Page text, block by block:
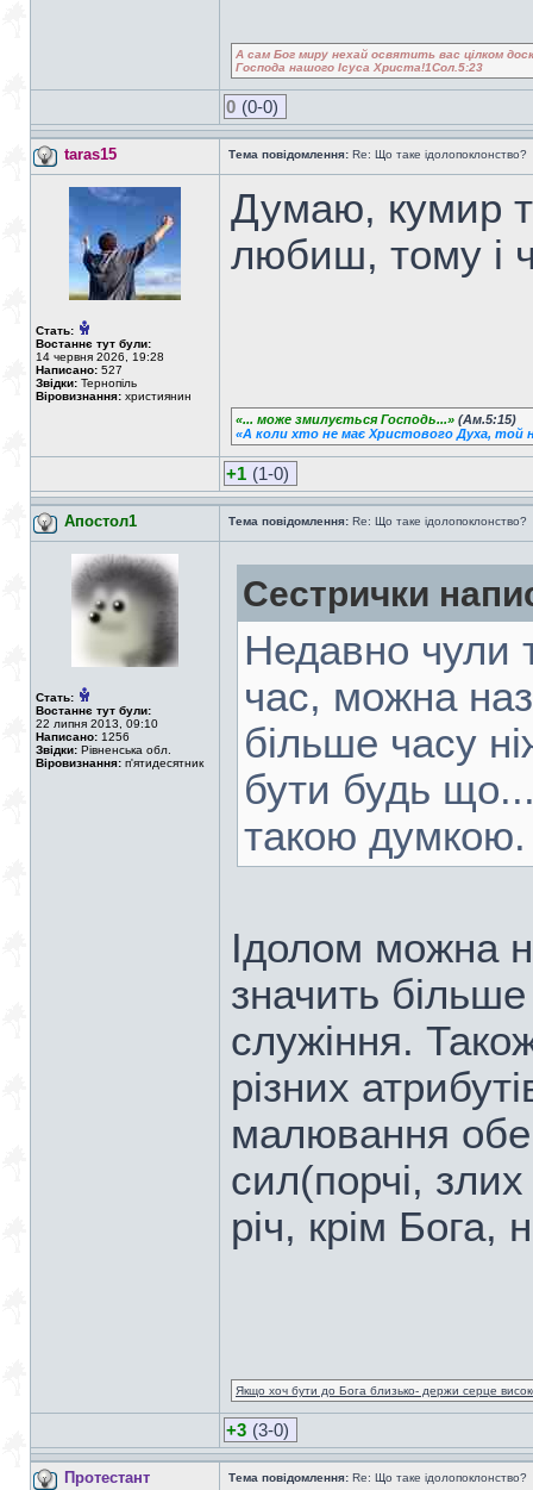
А сам Бог миру нехай освятить вас цілком
Господа нашого Ісуса Христа!1Сол.5:23
0 (0-0)
taras15 Тема повідомлення: Re: Що таке ідолопоклонство?
Стать:
Востаннє тут були:
14 червня 2026, 19:28
Написано: 527
Звідки: Тернопіль
Віровизнання: християнин
Думаю, кумир
любиш, тому і
«... може змилується Господь...» (Ам.5:15)
«А коли хто не має Христового Духа, той
+1 (1-0)
Апостол1 Тема повідомлення: Re: Що таке ідолопоклонство?
Стать:
Востаннє тут були:
22 липня 2013, 09:10
Написано: 1256
Звідки: Рівненська обл.
Віровизнання: п'ятидесятник
Сестрички
Недавно чули
час, можна
більше часу
бути будь що...
такою думкою.
Ідолом можна
значить більше
служіння.
різних
малювання
сил(порчі,
річ, крім Бога,
Якщо хоч бути до Бога близько- держи серце
+3 (3-0)
Протестант Тема повідомлення: Re: Що таке ідолопоклонство?